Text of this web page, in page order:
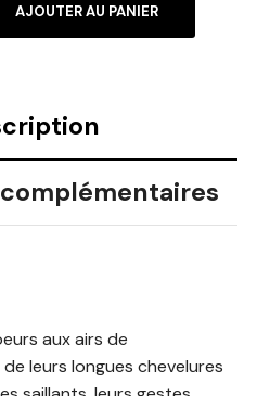
AJOUTER AU PANIER
aux airs de
leurs longues chevelures